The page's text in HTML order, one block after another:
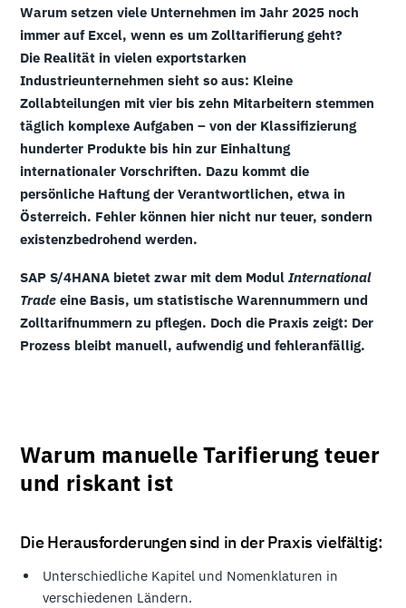
Warum setzen viele Unternehmen im Jahr 2025 noch
immer auf Excel, wenn es um Zolltarifierung geht?
Die Realität in vielen exportstarken
Industrieunternehmen sieht so aus: Kleine
Zollabteilungen mit vier bis zehn Mitarbeitern stemmen
täglich komplexe Aufgaben – von der Klassifizierung
hunderter Produkte bis hin zur Einhaltung
internationaler Vorschriften. Dazu kommt die
persönliche Haftung der Verantwortlichen, etwa in
Österreich. Fehler können hier nicht nur teuer, sondern
existenzbedrohend werden.
SAP S/4HANA bietet zwar mit dem ModulInternational
Trade eine Basis, um statistische Warennummern und
Zolltarifnummern zu pflegen. Doch die Praxis zeigt: Der
Prozess bleibt manuell, aufwendig und fehleranfällig.
Warum manuelle Tarifierung teuer
und riskant ist
Die Herausforderungen sind in der Praxis vielfältig:
Unterschiedliche Kapitel und Nomenklaturen in
verschiedenen Ländern.